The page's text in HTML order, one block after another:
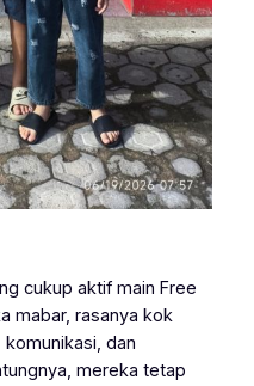
cukup aktif main Free
mabar, rasanya kok
dan
mereka tetap